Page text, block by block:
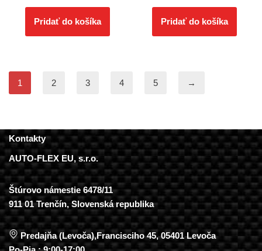
Pridať do košíka Pridať do košíka
1 2 3 4 5 →
Kontakty
AUTO-FLEX EU, s.r.o.
Štúrovo námestie 6478/11
911 01 Trenčín, Slovenská republika
Predajňa (Levoča),Francisciho 45, 05401 Levoča